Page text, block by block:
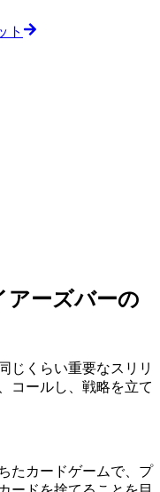
ト
アーズバーの
じくらい重要なスリリ
コールし、戦略を立て
たカードゲームで、プ